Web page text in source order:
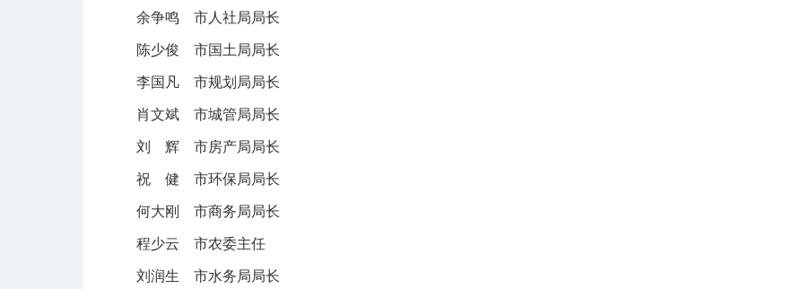
余争鸣 市人社局局长
陈少俊 市国土局局长
李国凡 市规划局局长
肖文斌 市城管局局长
刘 辉 市房产局局长
祝 健 市环保局局长
何大刚 市商务局局长
程少云 市农委主任
刘润生 市水务局局长